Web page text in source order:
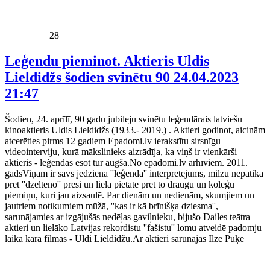
28
Leģendu pieminot. Aktieris Uldis
Lieldidžs šodien svinētu 90 24.04.2023
21:47
Šodien, 24. aprīlī, 90 gadu jubileju svinētu leģendārais latviešu
kinoaktieris Uldis Lieldidžs (1933.- 2019.) . Aktieri godinot, aicinām
atcerēties pirms 12 gadiem Epadomi.lv ierakstītu sirsnīgu
videointerviju, kurā mākslinieks aizrādīja, ka viņš ir vienkārši
aktieris - leģendas esot tur augšā.No epadomi.lv arhīviem. 2011.
gadsViņam ir savs jēdziena ''leģenda'' interpretējums, milzu nepatika
pret ''dzelteno'' presi un liela pietāte pret to draugu un kolēģu
piemiņu, kuri jau aizsaulē. Par dienām un nedienām, skumjiem un
jautriem notikumiem mūžā, ''kas ir kā brīnišķa dziesma'',
sarunājamies ar izgājušās nedēļas gaviļnieku, bijušo Dailes teātra
aktieri un lielāko Latvijas rekordistu ''fašistu'' lomu atveidē padomju
laika kara filmās - Uldi Lieldidžu.Ar aktieri sarunājās Ilze Puķe